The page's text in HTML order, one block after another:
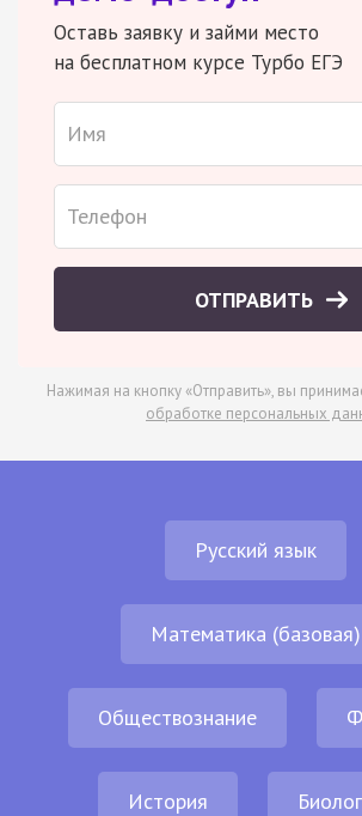
Оставь заявку и займи место
на бесплатном курсе Турбо ЕГЭ
ОТПРАВИТЬ
Нажимая на кнопку «Отправить», вы
обработке персональных
Русский язык
Математика (базовая)
Обществознание
История